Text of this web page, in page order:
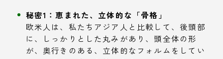
秘密1：恵まれた、立体的な「骨格」
欧米人は、私たちアジア人と比較して、後頭部
に、しっかりとした丸みがあり、頭全体の形
が、奥行きのある、立体的なフォルムをしてい